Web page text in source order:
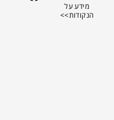
מידע על
הנקודות>>